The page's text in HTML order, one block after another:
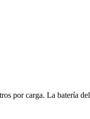
por carga. La batería del